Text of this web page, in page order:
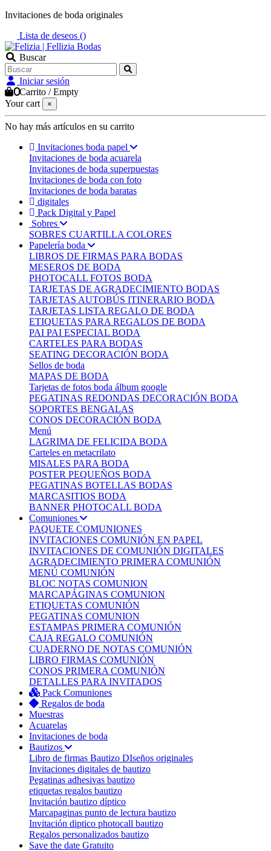
Invitaciones de boda originales
Lista de deseos ()
Buscar
Iniciar sesión
0Carrito /Empty
Your cart
×
No hay más artículos en su carrito
Invitaciones boda papel
Invitaciones de boda acuarela
Invitaciones de boda superpuestas
Invitaciones de boda con foto
Invitaciones de boda baratas
digitales
Pack Digital y Papel
Sobres
SOBRES CUARTILLA COLORES
Papelería boda
LIBROS DE FIRMAS PARA BODAS
MESEROS DE BODA
PHOTOCALL FOTOS BODA
TARJETAS DE AGRADECIMIENTO BODAS
TARJETAS AUTOBÚS ITINERARIO BODA
TARJETAS LISTA REGALO DE BODA
ETIQUETAS PARA REGALOS DE BODA
PAI PAI ESPECIAL BODA
CARTELES PARA BODAS
SEATING DECORACIÓN BODA
Sellos de boda
MAPAS DE BODA
Tarjetas de fotos boda álbum google
PEGATINAS REDONDAS DECORACIÓN BODA
SOPORTES BENGALAS
CONOS DECORACIÓN BODA
Menú
LAGRIMA DE FELICIDA BODA
Carteles en metacrilato
MISALES PARA BODA
POSTER PEQUEÑOS BODA
PEGATINAS BOTELLAS BODAS
MARCASITIOS BODA
BANNER PHOTOCALL BODA
Comuniones
PAQUETE COMUNIONES
INVITACIONES COMUNIÓN EN PAPEL
INVITACIONES DE COMUNIÓN DIGITALES
AGRADECIMIENTO PRIMERA COMUNIÓN
MENÚ COMUNIÓN
BLOC NOTAS COMUNION
MARCAPÁGINAS COMUNION
ETIQUETAS COMUNIÓN
PEGATINAS COMUNION
ESTAMPAS PRIMERA COMUNIÓN
CAJA REGALO COMUNIÓN
CUADERNO DE NOTAS COMUNIÓN
LIBRO FIRMAS COMUNIÓN
CONOS PRIMERA COMUNIÓN
DETALLES PARA INVITADOS
Pack Comuniones
Regalos de boda
Muestras
Acuarelas
Invitaciones de boda
Bautizos
Libro de firmas Bautizo DIseños originales
Invitaciones digitales de bautizo
Pegatinas adhesivas bautizo
etiquetas regalos bautizo
Invitación bautizo díptico
Marcapaginas punto de lectura bautizo
Invitación diptico photocall bautizo
Regalos personalizados bautizo
Save the date Gratuito